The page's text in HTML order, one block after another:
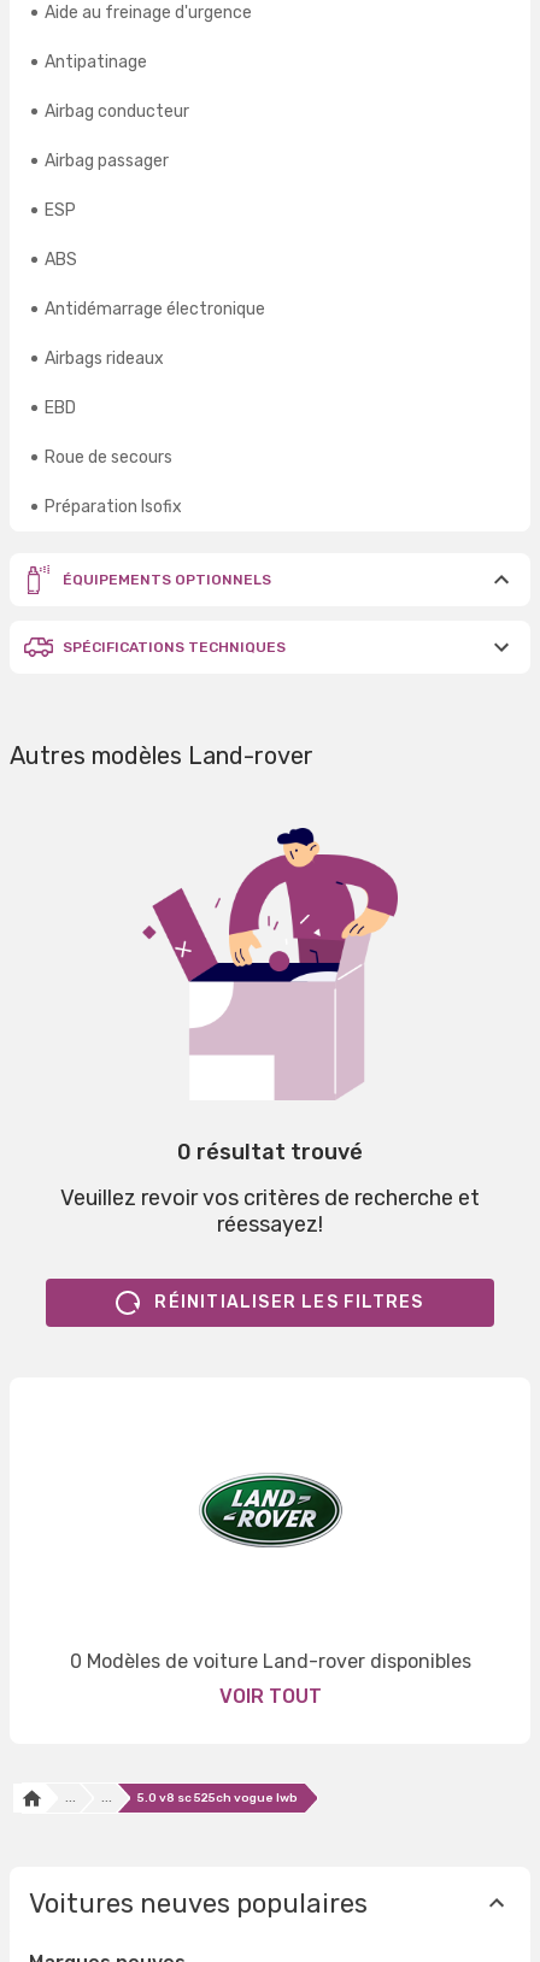
Aide au freinage d'urgence
Antipatinage
Airbag conducteur
Airbag passager
ESP
ABS
Antidémarrage électronique
Airbags rideaux
EBD
Roue de secours
Préparation Isofix
ÉQUIPEMENTS OPTIONNELS
SPÉCIFICATIONS TECHNIQUES
Autres modèles Land-rover
0 résultat trouvé
Veuillez revoir vos critères de recherche et
réessayez!
RÉINITIALISER LES FILTRES
0 Modèles de voiture Land-rover disponibles
VOIR TOUT
... ... 5.0 v8 sc 525ch vogue lwb
Voitures neuves populaires